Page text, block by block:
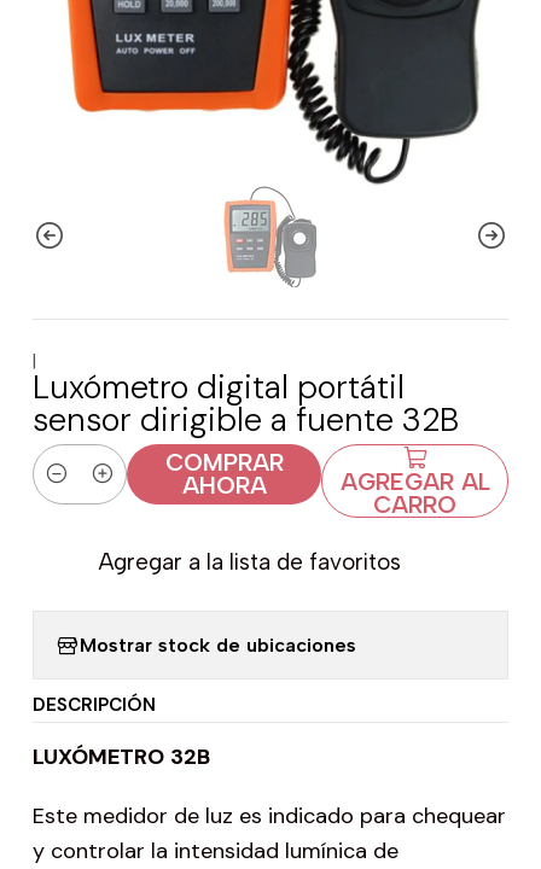
|
Luxómetro digital portátil
sensor dirigible a fuente 32B
Cantidad AGREGAR AL
CARRO
COMPRAR
AHORA
Agregar a la lista de favoritos
Mostrar stock de ubicaciones
DESCRIPCIÓN
LUXÓMETRO 32B
Este medidor de luz es indicado para chequear
y controlar la intensidad lumínica de